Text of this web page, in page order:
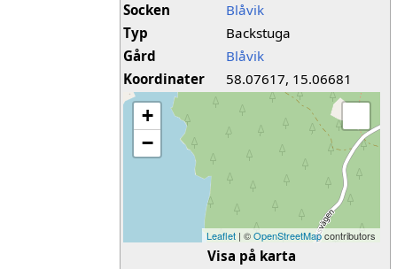
Socken
Blåvik
Typ
Backstuga
Gård
Blåvik
Koordinater
58.07617, 15.06681
+
−
Leaflet | ©OpenStreetMapcontributors
Visa på karta